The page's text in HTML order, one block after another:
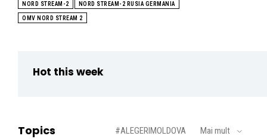
NORD STREAM-2 NORD STREAM-2 RUSIA GERMANIA
OMV NORD STREAM 2
Hot this week
Topics #ALEGERIMOLDOVA Mai mult